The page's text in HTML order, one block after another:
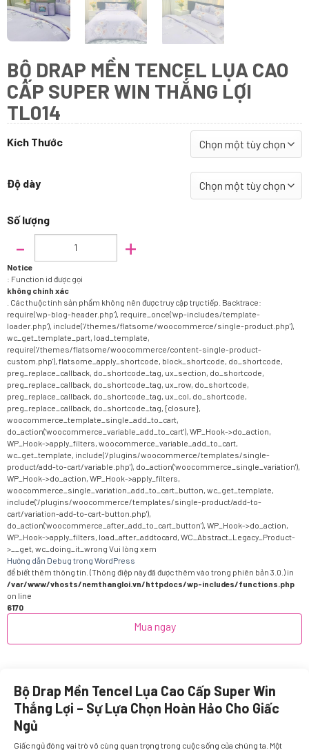
BỘ DRAP MỀN TENCEL LỤA CAO
CẤP SUPER WIN THẮNG LỢI
TL014
Kích Thước
Độ dày
Số lượng
Notice
: Function id được gọi
không chính xác
. Các thuộc tính sản phẩm không nên được truy cập trực tiếp. Backtrace:
require('wp-blog-header.php'), require_once('wp-includes/template-
loader.php'), include('/themes/flatsome/woocommerce/single-product.php'),
wc_get_template_part, load_template,
require('/themes/flatsome/woocommerce/content-single-product-
custom.php'), flatsome_apply_shortcode, block_shortcode, do_shortcode,
preg_replace_callback, do_shortcode_tag, ux_section, do_shortcode,
preg_replace_callback, do_shortcode_tag, ux_row, do_shortcode,
preg_replace_callback, do_shortcode_tag, ux_col, do_shortcode,
preg_replace_callback, do_shortcode_tag, {closure},
woocommerce_template_single_add_to_cart,
do_action('woocommerce_variable_add_to_cart'), WP_Hook->do_action,
WP_Hook->apply_filters, woocommerce_variable_add_to_cart,
wc_get_template, include('/plugins/woocommerce/templates/single-
product/add-to-cart/variable.php'), do_action('woocommerce_single_variation'),
WP_Hook->do_action, WP_Hook->apply_filters,
woocommerce_single_variation_add_to_cart_button, wc_get_template,
include('/plugins/woocommerce/templates/single-product/add-to-
cart/variation-add-to-cart-button.php'),
do_action('woocommerce_after_add_to_cart_button'), WP_Hook->do_action,
WP_Hook->apply_filters, load_after_addtocard, WC_Abstract_Legacy_Product-
>__get, wc_doing_it_wrong Vui lòng xem
Hướng dẫn Debug trong WordPress
để biết thêm thông tin. (Thông điệp này đã được thêm vào trong phiên bản 3.0.) in
/var/www/vhosts/nemthangloi.vn/httpdocs/wp-includes/functions.php
on line
6170
Mua ngay
Bộ Drap Mền Tencel Lụa Cao Cấp Super Win
Thắng Lợi – Sự Lựa Chọn Hoàn Hảo Cho Giấc
Ngủ
Giấc ngủ đóng vai trò vô cùng quan trọng trong cuộc sống của chúng ta. Một